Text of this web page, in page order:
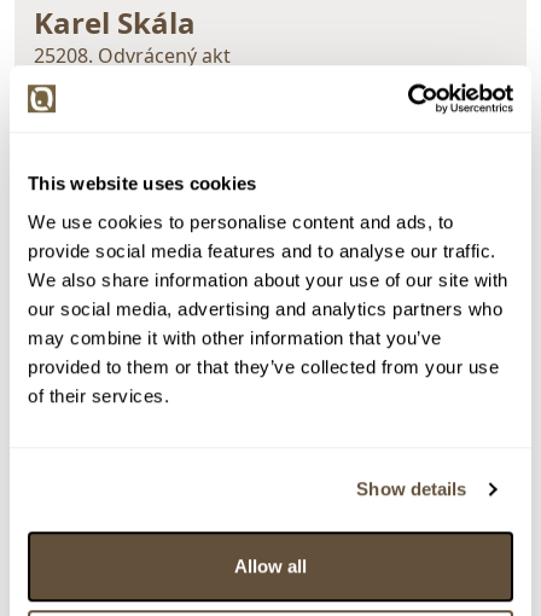
This website uses cookies
We use cookies to personalise content and ads, to
provide social media features and to analyse our traffic.
We also share information about your use of our site with
our social media, advertising and analytics partners who
may combine it with other information that you’ve
provided to them or that they’ve collected from your use
of their services.
Show details
Allow all
Karel Skála
25208. Odvrácený akt
Dražba ukončena:
29.11.2018 19:04:31
vydraženo za:
Zpět na aukční výsledky
Chcete prodat podobný předmět?
> Zobrazit informaci jak prodat předmět v aukci
4498
7 000 Kč
21.11.2018 15:41:59
2056
19.11.2018 4:30:25
6 000 Kč
limit (19.11.2018 4:29:38)
3370